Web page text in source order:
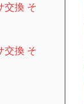
交換 そ
交換 そ